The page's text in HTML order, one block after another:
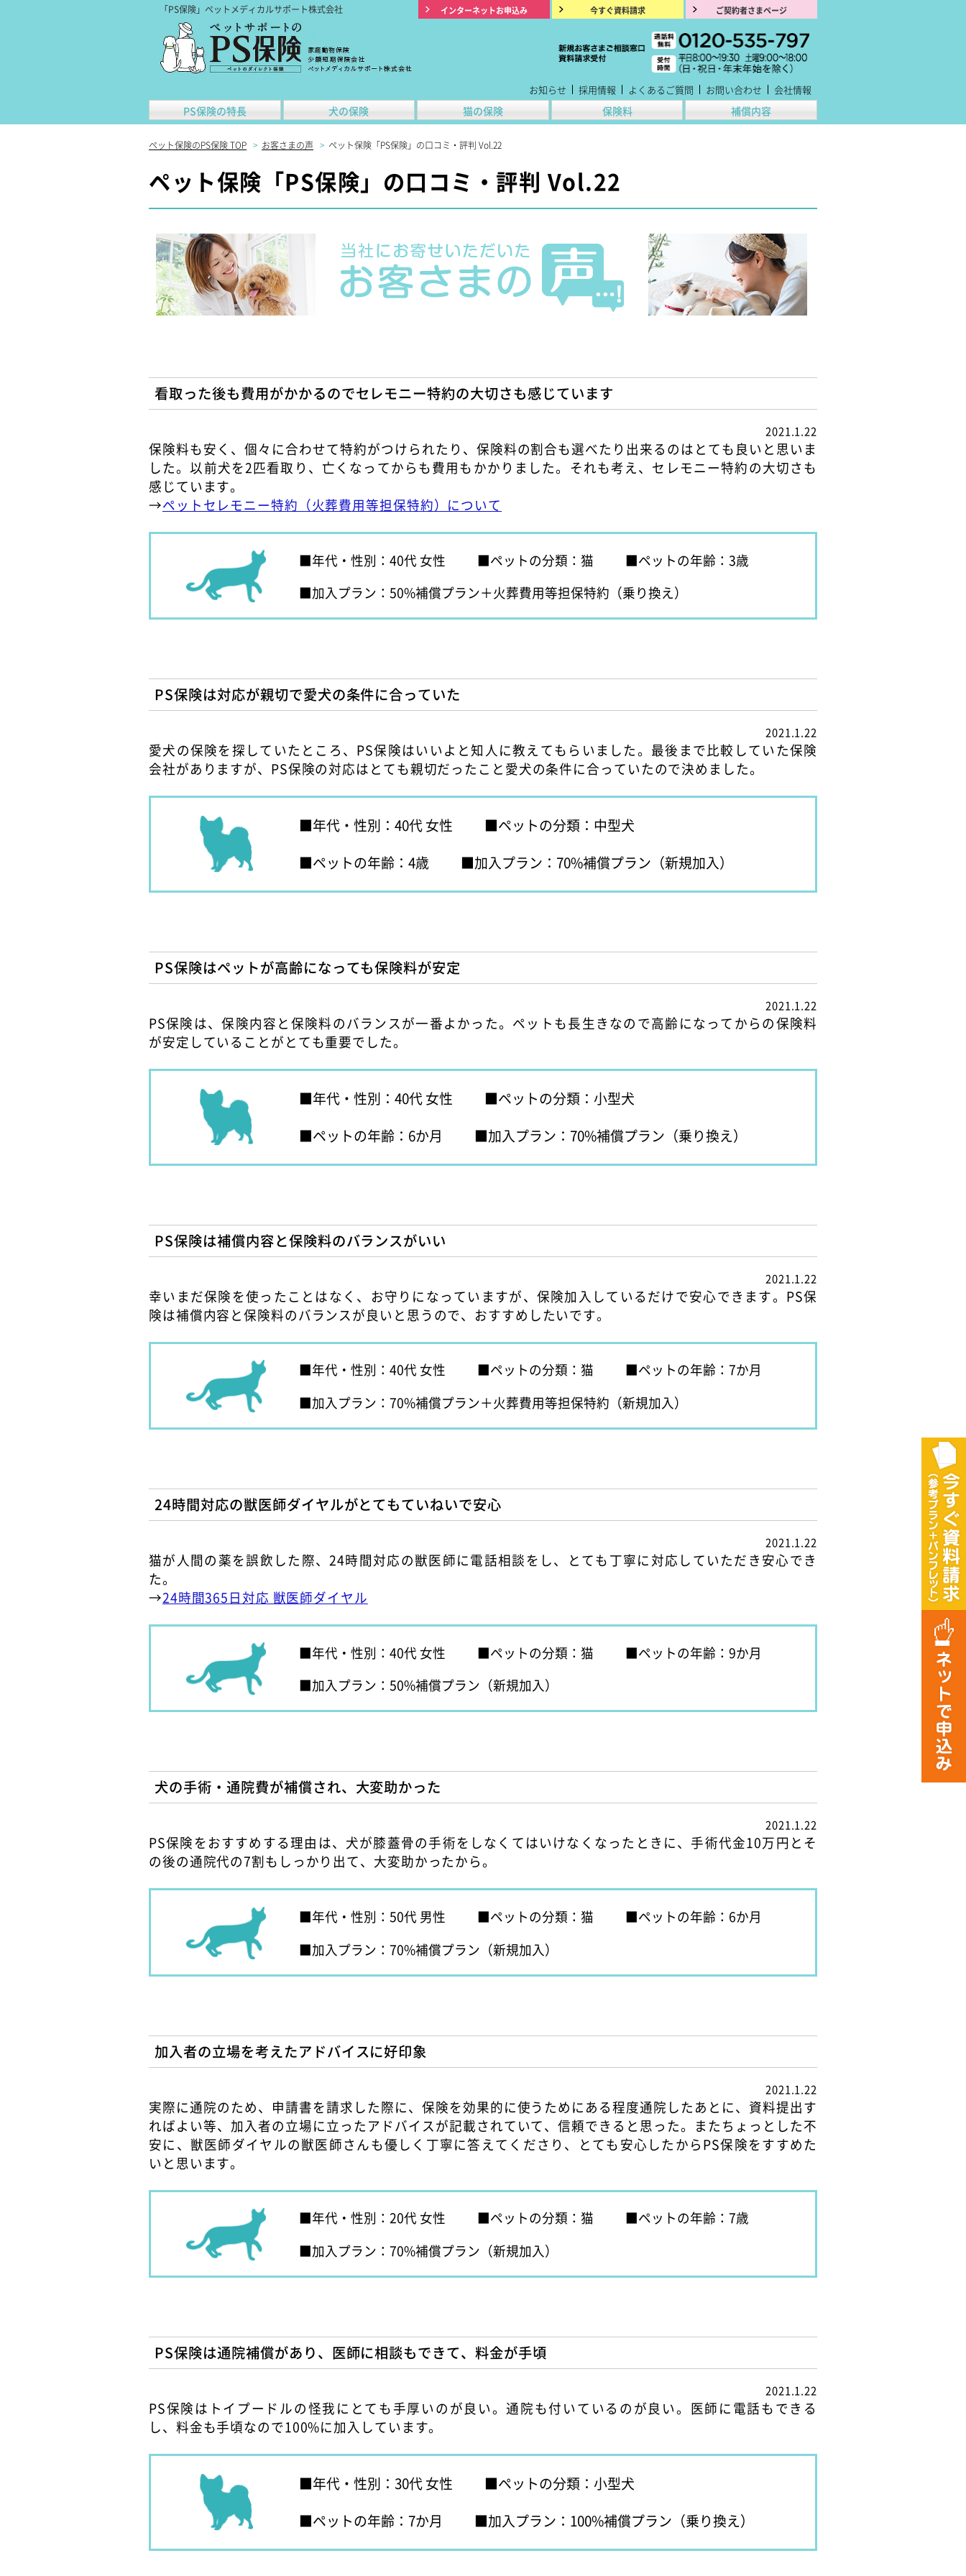
「PS保険」ペットメディカルサポート株式会社 インターネットお申込み 今すぐ資料請求 ご契約者さまページ
PS保険の特長 犬の保険 猫の保険 保険料 補償内容
お知らせ 採用情報 よくあるご質問 お問い合わせ 会社情報
ペット保険のPS保険 TOP > お客さまの声 > ペット保険「PS保険」の口コミ・評判 Vol.22
ペット保険「PS保険」の口コミ・評判 Vol.22
看取った後も費用がかかるのでセレモニー特約の大切さも感じています
2021.1.22
保険料も安く、個々に合わせて特約がつけられたり、保険料の割合も選べたり出来るのはとても良いと思いま
した。以前犬を2匹看取り、亡くなってからも費用もかかりました。それも考え、セレモニー特約の大切さも
感じています。
→ペットセレモニー特約（火葬費用等担保特約）について
年代・性別：40代 女性 ペットの分類：猫
ペットの年齢：3歳
加入プラン：50%補償プラン＋火葬費用等担保特約（乗り換え）
PS保険は対応が親切で愛犬の条件に合っていた
2021.1.22
愛犬の保険を探していたところ、PS保険はいいよと知人に教えてもらいました。最後まで比較していた保険
会社がありますが、PS保険の対応はとても親切だったこと愛犬の条件に合っていたので決めました。
年代・性別：40代 女性
ペットの分類：中型犬
ペットの年齢：4歳
加入プラン：70%補償プラン（新規加入）
PS保険はペットが高齢になっても保険料が安定
2021.1.22
PS保険は、保険内容と保険料のバランスが一番よかった。ペットも長生きなので高齢になってからの保険料
が安定していることがとても重要でした。
年代・性別：40代 女性
ペットの分類：小型犬
ペットの年齢：6か月
加入プラン：70%補償プラン（乗り換え）
PS保険は補償内容と保険料のバランスがいい
2021.1.22
幸いまだ保険を使ったことはなく、お守りになっていますが、保険加入しているだけで安心できます。PS保
険は補償内容と保険料のバランスが良いと思うので、おすすめしたいです。
年代・性別：40代 女性 ペットの分類：猫
ペットの年齢：7か月
加入プラン：70%補償プラン＋火葬費用等担保特約（新規加入）
24時間対応の獣医師ダイヤルがとてもていねいで安心
2021.1.22
猫が人間の薬を誤飲した際、24時間対応の獣医師に電話相談をし、とても丁寧に対応していただき安心でき
た。
→24時間365日対応 獣医師ダイヤル
年代・性別：40代 女性 ペットの分類：猫
ペットの年齢：9か月
加入プラン：50%補償プラン（新規加入）
犬の手術・通院費が補償され、大変助かった
2021.1.22
PS保険をおすすめする理由は、犬が膝蓋骨の手術をしなくてはいけなくなったときに、手術代金10万円とそ
の後の通院代の7割もしっかり出て、大変助かったから。
年代・性別：50代 男性 ペットの分類：猫
ペットの年齢：6か月
加入プラン：70%補償プラン（新規加入）
加入者の立場を考えたアドバイスに好印象
2021.1.22
実際に通院のため、申請書を請求した際に、保険を効果的に使うためにある程度通院したあとに、資料提出す
ればよい等、加入者の立場に立ったアドバイスが記載されていて、信頼できると思った。またちょっとした不
安に、獣医師ダイヤルの獣医師さんも優しく丁寧に答えてくださり、とても安心したからPS保険をすすめた
いと思います。
年代・性別：20代 女性 ペットの分類：猫
ペットの年齢：7歳
加入プラン：70%補償プラン（新規加入）
PS保険は通院補償があり、医師に相談もできて、料金が手頃
2021.1.22
PS保険はトイプードルの怪我にとても手厚いのが良い。通院も付いているのが良い。医師に電話もできる
し、料金も手頃なので100%に加入しています。
年代・性別：30代 女性
ペットの分類：小型犬
ペットの年齢：7か月
加入プラン：100%補償プラン（乗り換え）